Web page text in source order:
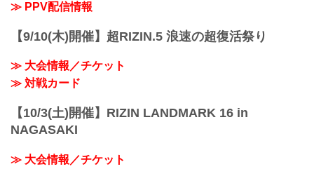
応募条件
項目 条件
≫ PPV配信情報
【9/10(木)開催】超RIZIN.5 浪速の超復活祭り
≫ 大会情報／チケット
≫ 対戦カード
【10/3(土)開催】RIZIN LANDMARK 16 in
NAGASAKI
≫ 大会情報／チケット